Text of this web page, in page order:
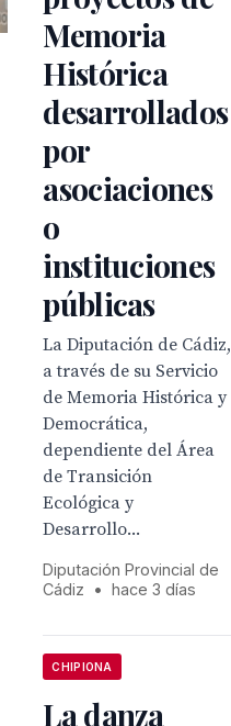
Memoria
Histórica
desarrollados
por
asociaciones
o
instituciones
públicas
La Diputación de Cádiz,
a través de su Servicio
de Memoria Histórica y
Democrática,
dependiente del Área
de Transición
Ecológica y
Desarrollo...
Diputación Provincial de
Cádiz
• hace 3 días
CHIPIONA
La danza